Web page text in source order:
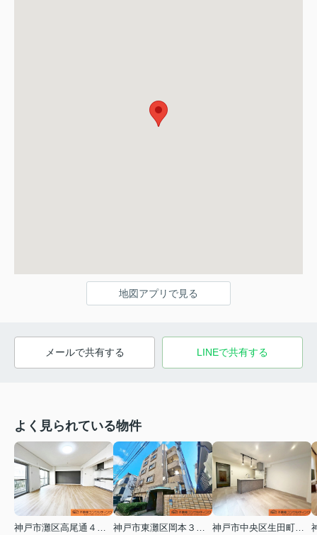
地図アプリで見る
メールで共有する LINEで共有する
よく見られている物件
神戸市灘区高尾通４丁目
神戸市東灘区岡本３丁目
神戸市中央区生田町１丁目